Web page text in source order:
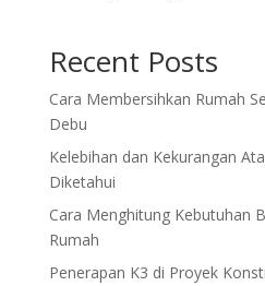
Recent Posts
Cara Membersihkan Rumah
Debu
Kelebihan dan Kekurangan
Diketahui
Cara Menghitung Kebutuhan
Rumah
Penerapan K3 di Proyek